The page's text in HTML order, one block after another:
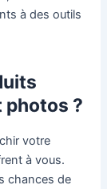
à des outils
photos ?
votre
à vous.
chances de